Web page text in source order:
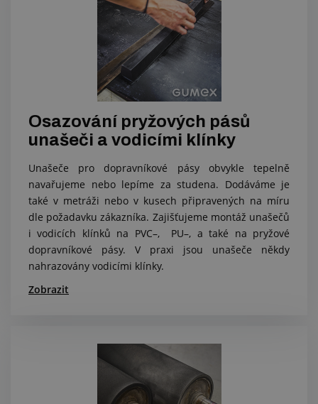
Osazování pryžových pásů
unašeči a vodicími klínky
Unašeče pro dopravníkové pásy obvykle tepelně
navařujeme nebo lepíme za studena. Dodáváme je
také v metráži nebo v kusech připravených na míru
dle požadavku zákazníka. Zajišťujeme montáž unašečů
i vodicích klínků na PVC–, PU–, a také na pryžové
dopravníkové pásy. V praxi jsou unašeče někdy
nahrazovány vodicími klínky.
Zobrazit